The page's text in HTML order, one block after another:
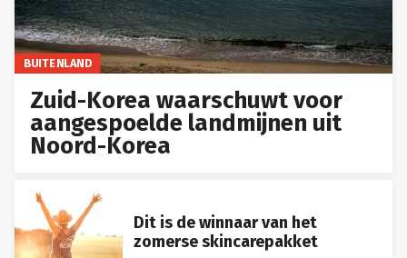
BUITENLAND
Zuid-Korea waarschuwt voor
aangespoelde landmijnen uit
Noord-Korea
Dit is de winnaar van het
zomerse skincarepakket